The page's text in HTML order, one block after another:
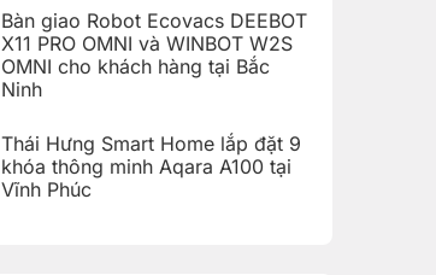
Hưng
Yên
HomeKit
cho
khách
hàng
tại
Hải
mã
lỗi
trên
ứng
dụng
Aqara
Home
Error
Code)
bình
luận
ở
iOS
27
và
Home:
Tổng
hợp
5
nâng
Bàn giao Robot Ecovacs DEEBOT
X11 PRO OMNI và WINBOT W2S
OMNI cho khách hàng tại Bắc
Ninh
bình
luận
ở
Bàn
Thái Hưng Smart Home lắp đặt 9
khóa thông minh Aqara A100 tại
Vĩnh Phúc